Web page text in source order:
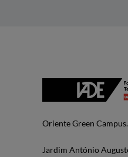
Oriente Green Campus.
Jardim António